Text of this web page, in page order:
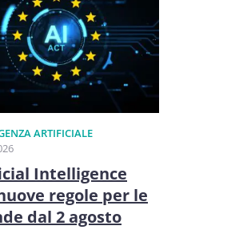
ARTIFICIALE
Intelligence
regole per le
dal 2 agosto